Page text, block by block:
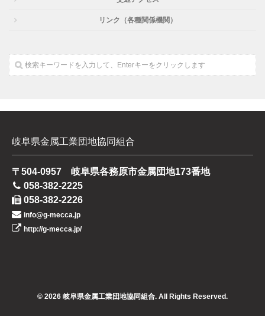
リンク（各種関係機関）
岐阜県金属工業団地協同組合
〒504-0957 岐阜県各務原市金属団地173番地
058-382-2225
058-382-2226
info@g-mecca.jp
http://g-mecca.jp/
© 2026 岐阜県金属工業団地協同組合. All Rights Reserved.